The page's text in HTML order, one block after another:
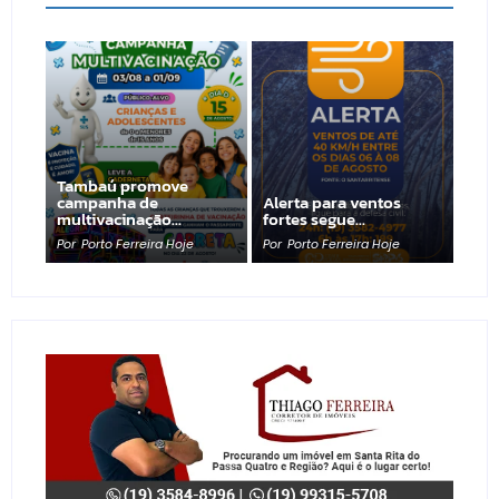
Tambaú promove
campanha de
multivacinação…
Por Porto Ferreira Hoje
Alerta para ventos
fortes segue…
Por Porto Ferreira Hoje